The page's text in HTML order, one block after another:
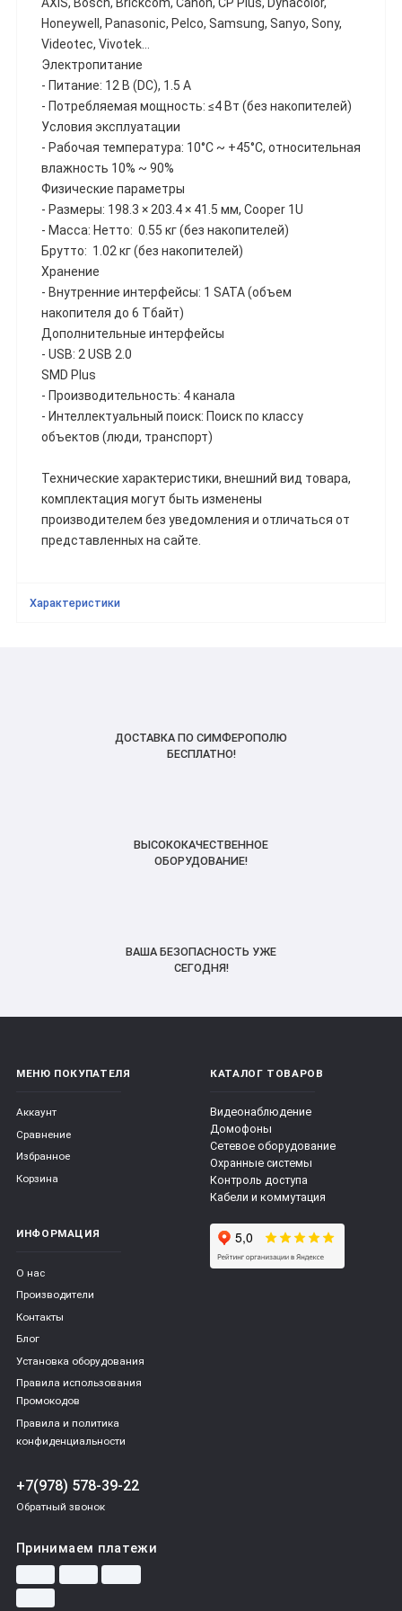
Honeywell, Panasonic, Pelco, Samsung, Sanyo, Sony,
Videotec, Vivotek…
Электропитание
- Питание: 12 В (DC), 1.5 А
- Потребляемая мощность: ≤4 Вт (без накопителей)
Условия эксплуатации
- Рабочая температура: 10°C ~ +45°C, относительная
влажность 10% ~ 90%
Физические параметры
- Размеры: 198.3 × 203.4 × 41.5 мм, Cooper 1U
- Масса: Нетто: 0.55 кг (без накопителей)
Брутто: 1.02 кг (без накопителей)
Хранение
- Внутренние интерфейсы: 1 SATA (объем
накопителя до 6 Тбайт)
Дополнительные интерфейсы
- USB: 2 USB 2.0
SMD Plus
- Производительность: 4 канала
- Интеллектуальный поиск: Поиск по классу
объектов (люди, транспорт)
Технические характеристики, внешний вид товара,
комплектация могут быть изменены
производителем без уведомления и отличаться от
представленных на сайте.
Характеристики
ДОСТАВКА ПО СИМФЕРОПОЛЮ
БЕСПЛАТНО!
ВЫСОКОКАЧЕСТВЕННОЕ
ОБОРУДОВАНИЕ!
ВАША БЕЗОПАСНОСТЬ УЖЕ
СЕГОДНЯ!
МЕНЮ ПОКУПАТЕЛЯ
Аккаунт
Сравнение
Избранное
Корзина
КАТАЛОГ ТОВАРОВ
Видеонаблюдение
Домофоны
Сетевое оборудование
Охранные системы
Контроль доступа
Кабели и коммутация
ИНФОРМАЦИЯ
О нас
Производители
Контакты
Блог
Установка оборудования
Правила использования
Промокодов
Правила и политика
конфиденциальности
+7(978) 578-39-22
Обратный звонок
Принимаем платежи